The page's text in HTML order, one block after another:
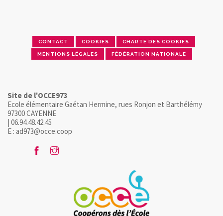
CONTACT COOKIES CHARTE DES COOKIES
MENTIONS LÉGALES FÉDÉRATION NATIONALE
Site de l'OCCE973
Ecole élémentaire Gaétan Hermine, rues Ronjon et Barthélémy
97300 CAYENNE
| 06.94.48.42.45
E : ad973@occe.coop